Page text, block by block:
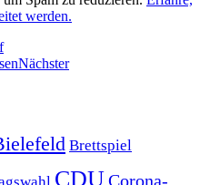
werden.
Nächster
Brettspiel
CDUCorona-